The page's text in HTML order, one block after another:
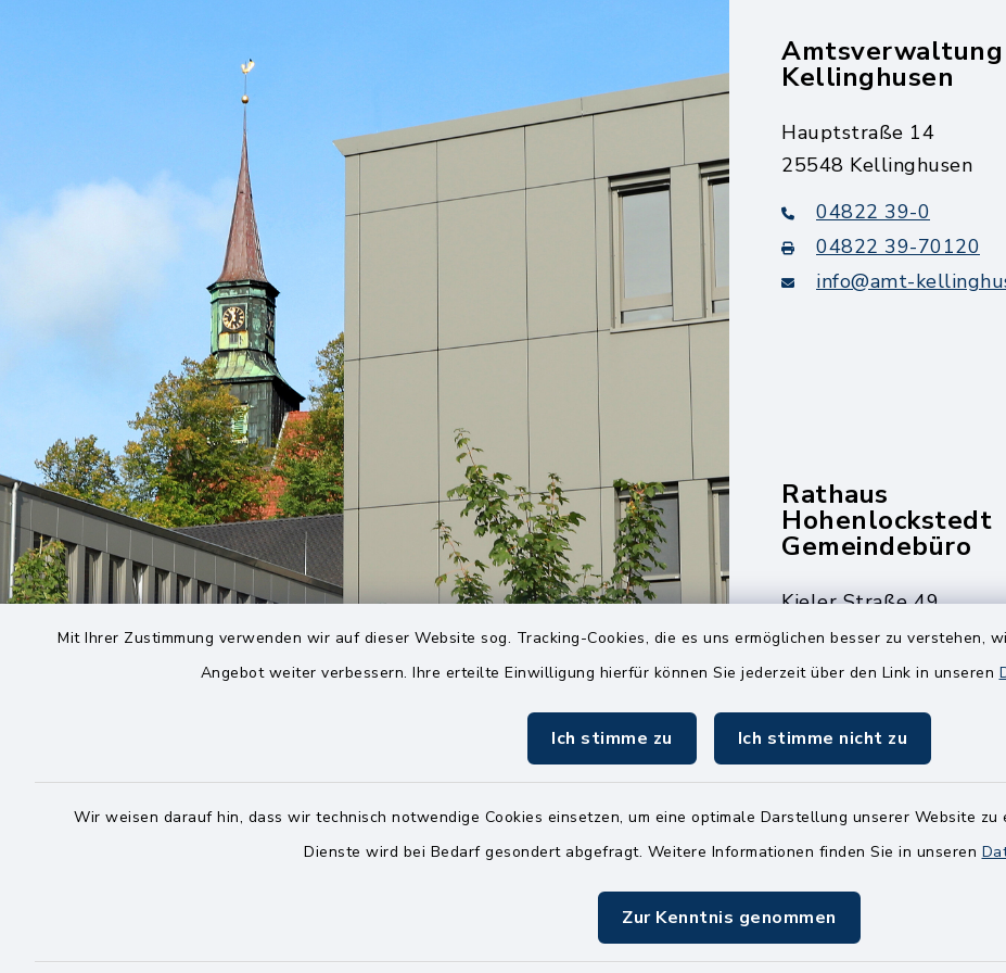
Mit Ihrer Zustimmung verwenden wir auf dieser Website sog. Tracking-Cookies, die es uns ermöglichen besser zu verstehen,
Angebot weiter verbessern. Ihre erteilte Einwilligung hierfür können Sie jederzeit über den Link in unseren
Ich stimme zu Ich stimme nicht zu
Wir weisen darauf hin, dass wir technisch notwendige Cookies einsetzen, um eine optimale Darstellung unserer Website
Dienste wird bei Bedarf gesondert abgefragt. Weitere Informationen finden Sie in unseren
Zur Kenntnis genommen
Amtsverwaltung
Kellinghusen
Hauptstraße 14
25548 Kellinghusen
04822 39-0
04822 39-70120
info@amt-
Rathaus
Hohenlockstedt
Gemeindebüro
Kieler Straße 49
25551 Hohenlockstedt
04826 30-0
04826 30-15
info@amt-